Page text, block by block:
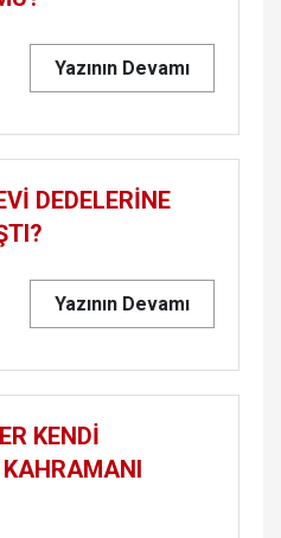
Yazının Devamı
DEDELERİNE
Yazının Devamı
KENDİ
KAHRAMANI